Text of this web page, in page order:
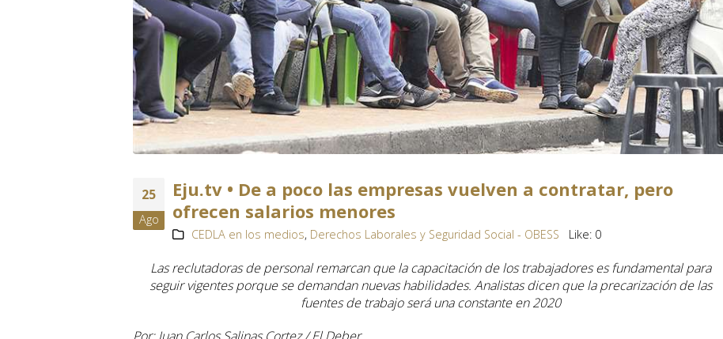
25
Ago
Eju.tv • De a poco las empresas vuelven a contratar, pero
ofrecen salarios menores
CEDLA en los medios, Derechos Laborales y Seguridad Social - OBESS Like: 0
Las reclutadoras de personal remarcan que la capacitación de los trabajadores es fundamental para
seguir vigentes porque se demandan nuevas habilidades. Analistas dicen que la precarización de las
fuentes de trabajo será una constante en 2020